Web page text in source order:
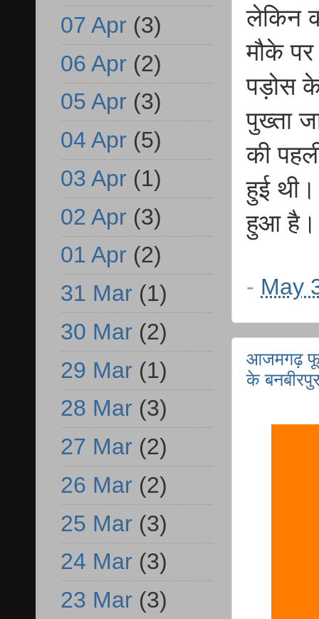
लेकिन
मौके पर
पड़ोस
पुख्ता
की
हुई
हुआ है।
- May
आजमगढ़
के
07 Apr (3)
06 Apr (2)
05 Apr (3)
04 Apr (5)
03 Apr (1)
02 Apr (3)
01 Apr (2)
31 Mar (1)
30 Mar (2)
29 Mar (1)
28 Mar (3)
27 Mar (2)
26 Mar (2)
25 Mar (3)
24 Mar (3)
23 Mar (3)